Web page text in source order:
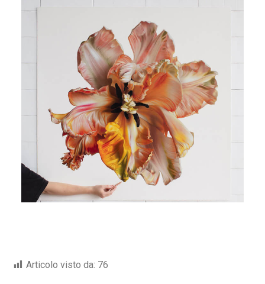
Articolo visto da: 76